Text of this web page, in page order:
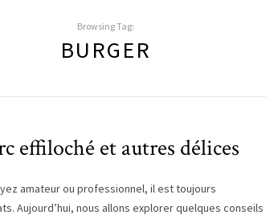
Browsing Tag:
BURGER
effiloché et autres délices
amateur ou professionnel, il est toujours
Aujourd’hui, nous allons explorer quelques conseils